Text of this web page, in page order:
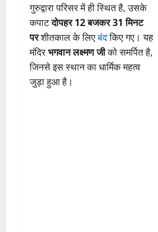
गुरुद्वारा परिसर में ही स्थित है, उसके
कपाटदोपहर 12 बजकर 31 मिनट
परशीतकाल के लिएबंदकिए गए। यह
मंदिरभगवान लक्ष्मण जीको समर्पित है,
जिनसे इस स्थान का धार्मिक महत्व
जुड़ा हुआ है।